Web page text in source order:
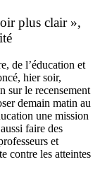
plus clair »,
de l’éducation et
hier soir,
sur le recensement
demain matin au
une mission
faire des
et
contre les atteintes